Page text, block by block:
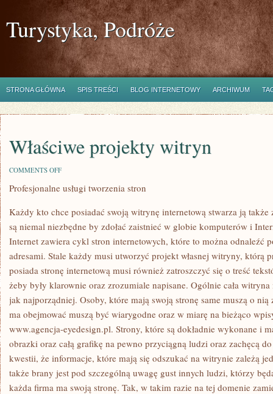
Turystyka, Podróże
STRONA GŁÓWNA SPIS TREŚCI BLOG INTERNETOWY ARCHIWUM
Właściwe projekty witryn
COMMENTS OFFON
PROJEKTY
Profesjonalne usługi tworzenia stron
Każdy kto chce posiadać swoją witrynę internetową stwarza ją
są niemal niezbędne by zdołać zaistnieć w globie komputerów i
Internet zawiera cykl stron internetowych, które to można odnaleźć
adresami. Stale każdy musi utworzyć projekt własnej witryny, którą
posiada stronę internetową musi również zatroszczyć się o treść
żeby były klarownie oraz zrozumiale napisane. Ogólnie cała
jak najporządniej. Osoby, które mają swoją stronę same muszą o
ma obejmować muszą być wiarygodne oraz w miarę na bieżąco
www.agencja-eyedesign.pl. Strony, które są dokładnie wykonane i
obrazki oraz całą grafikę na pewno przyciągną ludzi oraz zachęcą
kwestii, że informacje, które mają się odszukać na witrynie zależą
także brany jest pod szczególną uwagę gust innych ludzi, którzy
każda firma ma swoją stronę. Tak, w takim razie na tej domenie